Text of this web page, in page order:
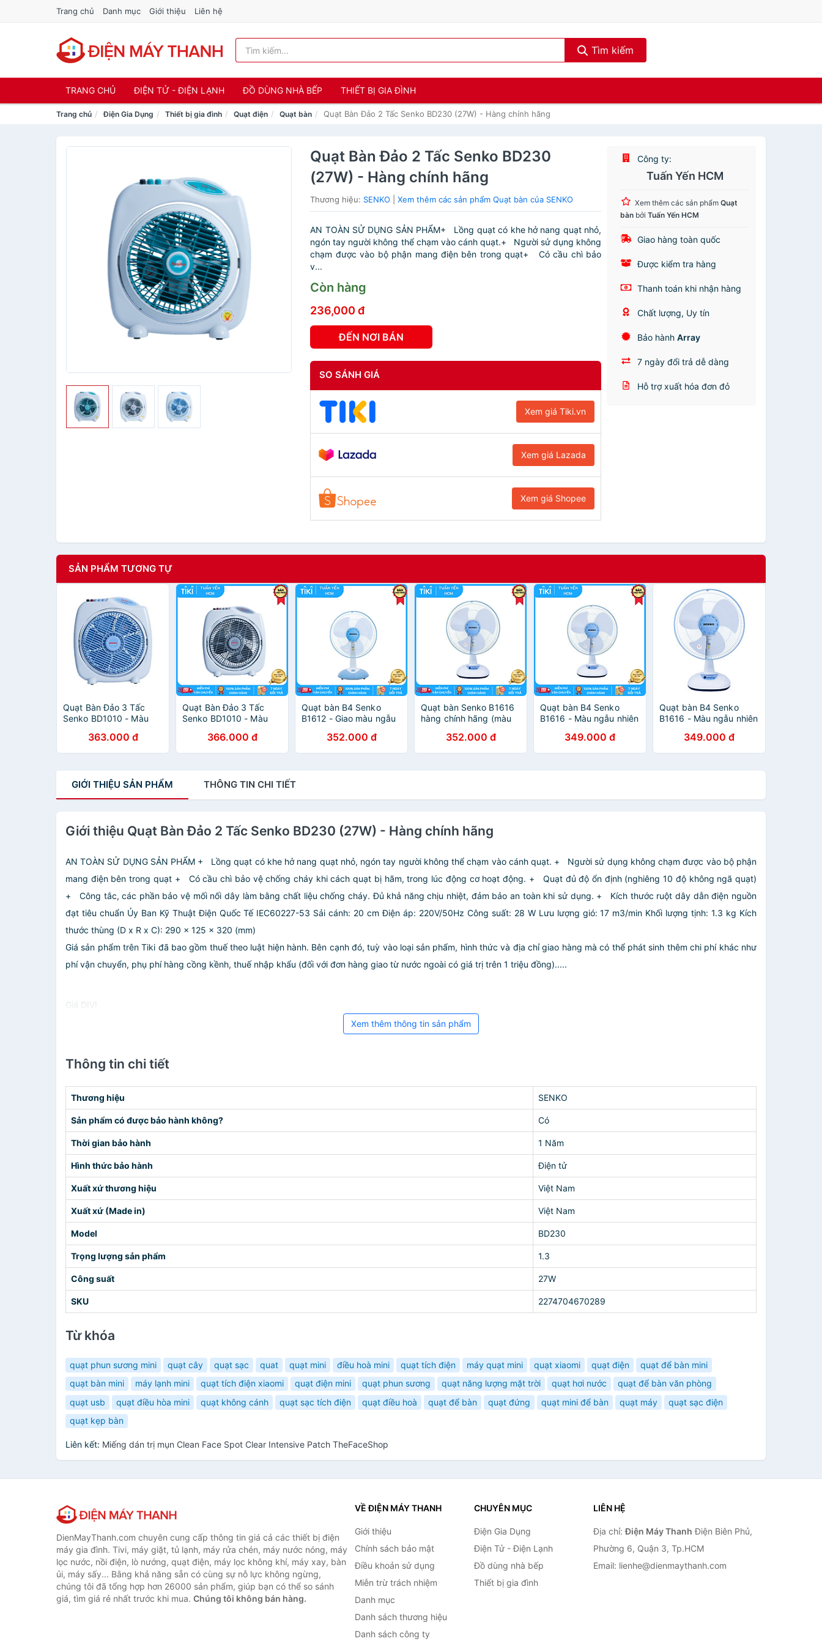
Trang chủ Danh mục Giới thiệu Liên hệ
Tìm kiếm
TRANG CHỦ ĐIỆN TỬ - ĐIỆN LẠNH ĐỒ DÙNG NHÀ BẾP THIẾT BỊ GIA ĐÌNH
Trang chủ Điện Gia Dụng Thiết bị gia đình Quạt điện Quạt bàn Quạt Bàn Đảo 2 Tấc Senko BD230 (27W) - Hàng chính hãng
Quạt Bàn Đảo 2 Tấc Senko BD230
(27W) - Hàng chính hãng
Thương hiệu: SENKO |Xem thêm các sản phẩm Quạt bàn của SENKO
AN TOÀN SỬ DỤNG SẢN PHẨM+ Lồng quạt có khe hở nang quạt nhỏ,
ngón tay người không thể chạm vào cánh quạt.+ Người sử dụng không
chạm được vào bộ phận mang điện bên trong quạt+ Có cầu chì bảo
v...
Còn hàng
236,000 đ
ĐẾN NƠI BÁN
SO SÁNH GIÁ
Xem giá Tiki.vn
Xem giá Lazada
Xem giá Shopee
Công ty:
Tuấn Yến HCM
Xem thêm các sản phẩmQuạt
bàn bởiTuấn Yến HCM
Giao hàng toàn quốc
Được kiểm tra hàng
Thanh toán khi nhận hàng
Chất lượng, Uy tín
Bảo hànhArray
7 ngày đổi trả dễ dàng
Hỗ trợ xuất hóa đơn đỏ
SẢN PHẨM TƯƠNG TỰ
Quạt Bàn Đảo 3 Tấc
Senko BD1010 - Màu
chính hãng363.000 đ
Quạt Bàn Đảo 3 Tấc
Senko BD1010 - Màu
chính hãng366.000 đ
Quạt bàn B4 Senko
B1612 - Giao màu ngẫu
352.000 đ
Quạt bàn Senko B1616
hàng chính hãng (màu
352.000 đ
Quạt bàn B4 Senko
B1616 - Màu ngẫu nhiên
349.000 đ
Quạt bàn B4 Senko
B1616 - Màu ngẫu nhiên
349.000 đ
GIỚI THIỆU SẢN PHẨM THÔNG TIN CHI TIẾT
Giới thiệu Quạt Bàn Đảo 2 Tấc Senko BD230 (27W) - Hàng chính hãng
AN TOÀN SỬ DỤNG SẢN PHẨM + Lồng quạt có khe hở nang quạt nhỏ, ngón tay người không thể chạm vào cánh quạt. + Người sử dụng không chạm được vào bộ phận
mang điện bên trong quạt + Có cầu chì bảo vệ chống cháy khi cách quạt bị hãm, trong lúc động cơ hoạt động. + Quạt đủ độ ổn định (nghiêng 10 độ không ngã quạt)
+ Công tắc, các phần bảo vệ mối nối dây làm bằng chất liệu chống cháy. Đủ khả năng chịu nhiệt, đảm bảo an toàn khi sử dụng. + Kích thước ruột dây dẫn điện nguồn
đạt tiêu chuẩn Ủy Ban Kỹ Thuật Điện Quốc Tế IEC60227-53 Sải cánh: 20 cm Điện áp: 220V/50Hz Công suất: 28 W Lưu lượng gió: 17 m3/min Khối lượng tịnh: 1.3 kg Kích
thước thùng (D x R x C): 290 x 125 x 320 (mm)
Giá sản phẩm trên Tiki đã bao gồm thuế theo luật hiện hành. Bên cạnh đó, tuỳ vào loại sản phẩm, hình thức và địa chỉ giao hàng mà có thể phát sinh thêm chi phí khác như
phí vận chuyển, phụ phí hàng cồng kềnh, thuế nhập khẩu (đối với đơn hàng giao từ nước ngoài có giá trị trên 1 triệu đồng).....
Giá DIVI
Xem thêm thông tin sản phẩm
Thông tin chi tiết
Thương hiệu SENKO
Sản phẩm có được bảo hành không? Có
Thời gian bảo hành 1 Năm
Hình thức bảo hành Điện tử
Xuất xứ thương hiệu Việt Nam
Xuất xứ (Made in) Việt Nam
Model BD230
Trọng lượng sản phẩm 1.3
Công suất 27W
SKU 2274704670289
Từ khóa
quạt phun sương mini quạt cây quạt sạc quat quạt mini điều hoà mini quạt tích điện máy quạt mini quạt xiaomi quạt điện
quạt để bàn mini
quạt bàn mini
máy lạnh mini quạt tích điện xiaomi quạt điện mini quạt phun sương quạt năng lượng mặt trời quạt hơi nước
quạt để bàn văn phòng
quạt usb
quạt điều hòa mini quạt không cánh quạt sạc tích điện quạt điều hoà quạt để bàn quạt đứng quạt mini để bàn quạt máy
quạt sạc điện
quạt kẹp bàn
Liên kết: Miếng dán trị mụn Clean Face Spot Clear Intensive Patch TheFaceShop
DienMayThanh.com chuyên cung cấp thông tin giá cả các thiết bị điện
máy gia đình. Tivi, máy giặt, tủ lạnh, máy rửa chén, máy nước nóng, máy
lọc nước, nồi điện, lò nướng, quạt điện, máy lọc không khí, máy xay, bàn
ủi, máy sấy... Bằng khả năng sẵn có cùng sự nỗ lực không ngừng,
chúng tôi đã tổng hợp hơn 26000 sản phẩm, giúp bạn có thể so sánh
giá, tìm giá rẻ nhất trước khi mua. Chúng tôi không bán hàng.
VỀ ĐIỆN MÁY THANH
Giới thiệu
Chính sách bảo mật
Điều khoản sử dụng
Miễn trừ trách nhiệm
Danh mục
Danh sách thương hiệu
Danh sách công ty
CHUYÊN MỤC
Điện Gia Dụng
Điện Tử - Điện Lạnh
Đồ dùng nhà bếp
Thiết bị gia đình
LIÊN HỆ
Địa chỉ:Điện Máy Thanh Điện Biên Phủ,
Phường 6, Quận 3, Tp.HCM
Email: lienhe@dienmaythanh.com